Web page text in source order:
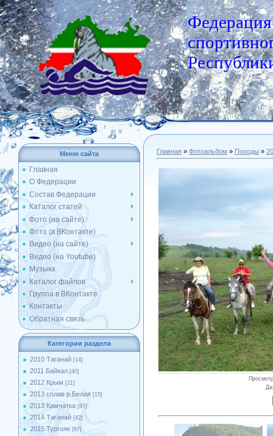
Федерация
Меню сайта
Главная
О Федерации
Состав Федерации
Каталог статей
Фото (на сайте)
Фото (в ВКонтакте)
Видео (на сайте)
Видео (на Youtube)
Музыка
Каталог файлов
Группа в ВКонтакте
Контакты
Обратная связь
Категории раздела
2010 Таганай [14]
2011 Байкал [40]
2012 Крым [21]
2013 сплав р.Белая [15]
2013 Камчатка [87]
2014 Таганай [42]
2015 Тургояк [87]
Главная » Фотоальбом » Походы »